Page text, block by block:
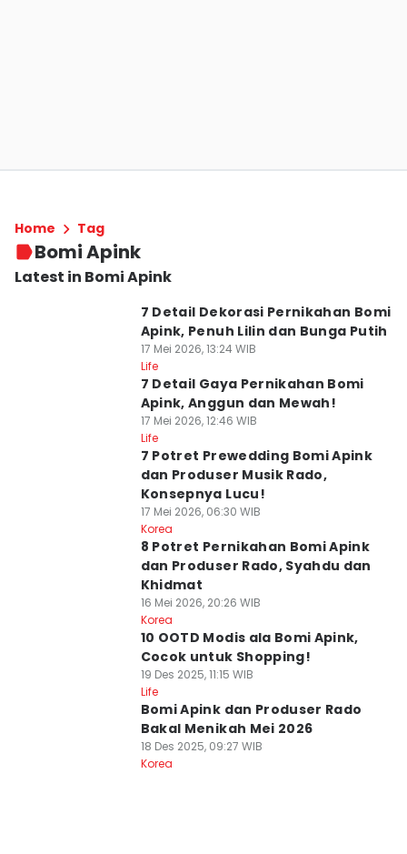
Home Tag
Bomi Apink
Latest in Bomi Apink
7 Detail Dekorasi Pernikahan Bomi
Apink, Penuh Lilin dan Bunga Putih
17 Mei 2026, 13:24 WIB
Life
7 Detail Gaya Pernikahan Bomi
Apink, Anggun dan Mewah!
17 Mei 2026, 12:46 WIB
Life
7 Potret Prewedding Bomi Apink
dan Produser Musik Rado,
Konsepnya Lucu!
17 Mei 2026, 06:30 WIB
Korea
8 Potret Pernikahan Bomi Apink
dan Produser Rado, Syahdu dan
Khidmat
16 Mei 2026, 20:26 WIB
Korea
10 OOTD Modis ala Bomi Apink,
Cocok untuk Shopping!
19 Des 2025, 11:15 WIB
Life
Bomi Apink dan Produser Rado
Bakal Menikah Mei 2026
18 Des 2025, 09:27 WIB
Korea